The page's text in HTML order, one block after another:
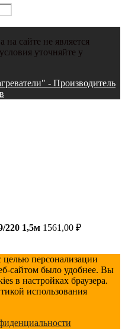
сайте не является
уточняйте у
- Производитель
220 1,5м 1561,00 ₽
целью персонализации
сайтом было удобнее. Вы
в настройках браузера.
использования